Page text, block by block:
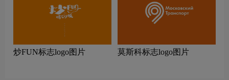
炒FUN标志logo图片 莫斯科标志logo图片